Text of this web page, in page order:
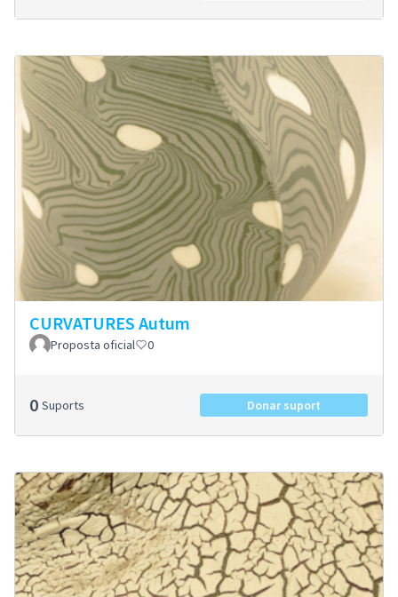
CURVATURES Autum
Proposta oficial 0
0 Suports Donar suport